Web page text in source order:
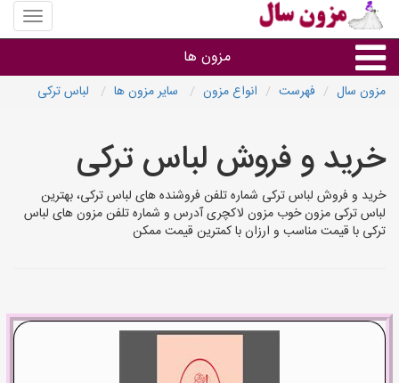
منوی
سایت
سال
مزون ها
استان ها
مزون سال فهرست انواع مزون سایر مزون ها لباس ترکی
خرید و فروش لباس ترکی
خرید و فروش لباس ترکی شماره تلفن فروشنده های لباس ترکی، بهترین
لباس ترکی مزون خوب مزون لاکچری آدرس و شماره تلفن مزون های لباس
ترکی با قیمت مناسب و ارزان با کمترین قیمت ممکن